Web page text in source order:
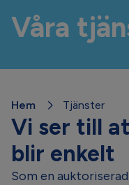
Våra
Hem Tjänster
Vi ser till
blir enkelt
Som en